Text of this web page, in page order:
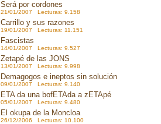
Será por cordones
21/01/2007 Lecturas: 9.158
Carrillo y sus razones
19/01/2007 Lecturas: 11.151
Fascistas
14/01/2007 Lecturas: 9.527
Zetapé de las JONS
13/01/2007 Lecturas: 9.998
Demagogos e ineptos sin solución
09/01/2007 Lecturas: 9.140
ETA da una bofETAda a zETApé
05/01/2007 Lecturas: 9.480
El okupa de la Moncloa
26/12/2006 Lecturas: 10.100